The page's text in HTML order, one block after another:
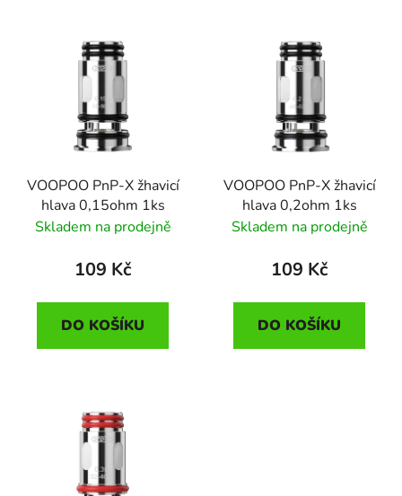
VOOPOO PnP-X žhavicí
hlava 0,15ohm 1ks
Skladem na prodejně
109 Kč
DO KOŠÍKU
VOOPOO PnP-X žhavicí
hlava 0,2ohm 1ks
Skladem na prodejně
109 Kč
DO KOŠÍKU